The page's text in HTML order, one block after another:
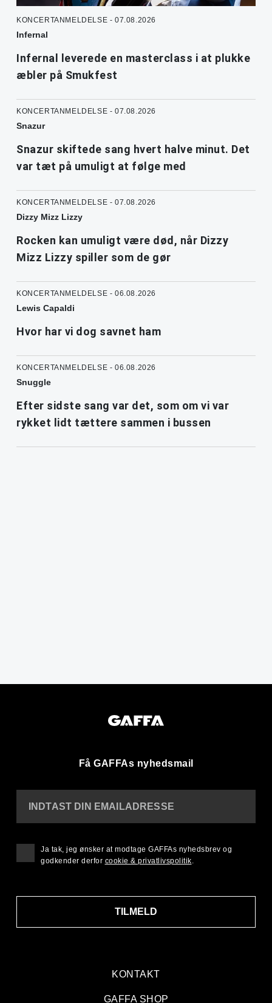
KONCERTANMELDELSE - 07.08.2026
Infernal
Infernal leverede en masterclass i at plukke
æbler på Smukfest
KONCERTANMELDELSE - 07.08.2026
Snazur
Snazur skiftede sang hvert halve minut. Det
var tæt på umuligt at følge med
KONCERTANMELDELSE - 07.08.2026
Dizzy Mizz Lizzy
Rocken kan umuligt være død, når Dizzy
Mizz Lizzy spiller som de gør
KONCERTANMELDELSE - 06.08.2026
Lewis Capaldi
Hvor har vi dog savnet ham
KONCERTANMELDELSE - 06.08.2026
Snuggle
Efter sidste sang var det, som om vi var
rykket lidt tættere sammen i bussen
Få GAFFAs nyhedsmail
KONTAKT
GAFFA SHOP
INDTAST DIN EMAILADRESSE
TILMELD
Ja tak, jeg ønsker at modtage GAFFAs nyhedsbrev og
godkender derfor cookie & privatlivspolitik.